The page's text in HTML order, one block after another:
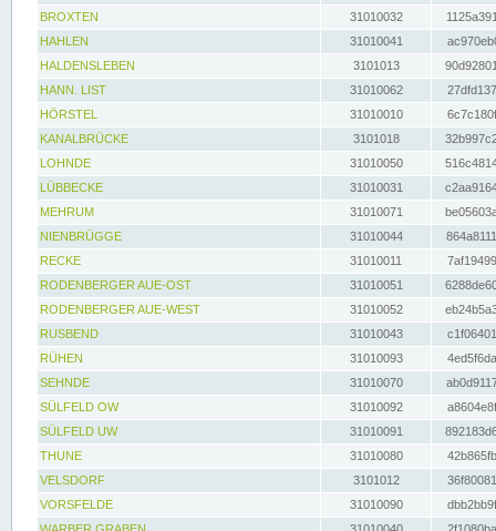
BROXTEN
31010032
HAHLEN
31010041
HALDENSLEBEN
3101013
HANN. LIST
31010062
HÖRSTEL
31010010
KANALBRÜCKE
3101018
LOHNDE
31010050
LÜBBECKE
31010031
MEHRUM
31010071
NIENBRÜGGE
31010044
RECKE
31010011
RODENBERGER AUE-OST
31010051
RODENBERGER AUE-WEST
31010052
RUSBEND
31010043
RÜHEN
31010093
SEHNDE
31010070
SÜLFELD OW
31010092
SÜLFELD UW
31010091
THUNE
31010080
VELSDORF
3101012
VORSFELDE
31010090